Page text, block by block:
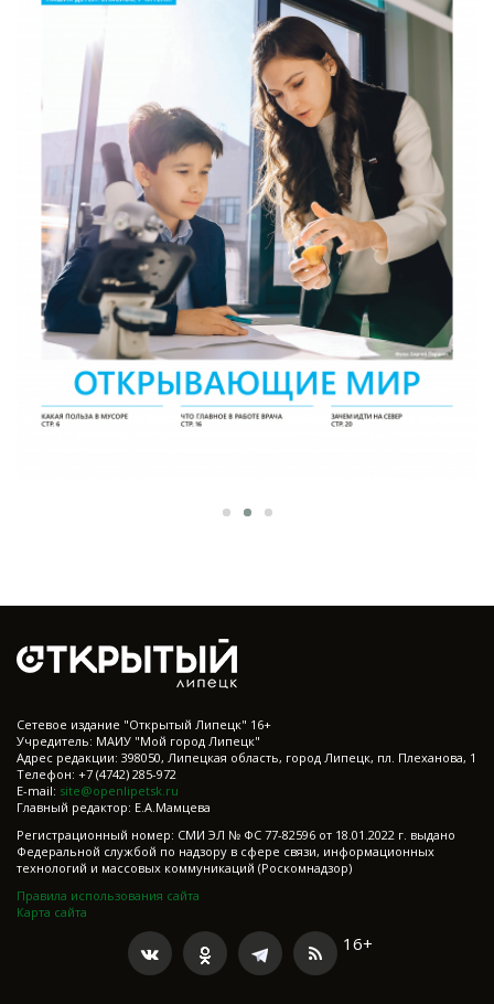
Cетевое издание "Открытый Липецк" 16+
Учредитель: МАИУ "Мой город Липецк"
Адрес редакции: 398050, Липецкая область, город Липецк, пл. Плеханова, 1
Телефон: +7 (4742) 285-972
E-mail: site@openlipetsk.ru
Главный редактор: Е.А.Мамцева
Регистрационный номер: СМИ ЭЛ № ФС 77-82596 от 18.01.2022 г. выдано
Федеральной службой по надзору в сфере связи, информационных
технологий и массовых коммуникаций (Роскомнадзор)
Правила использования сайта
Карта сайта
16+